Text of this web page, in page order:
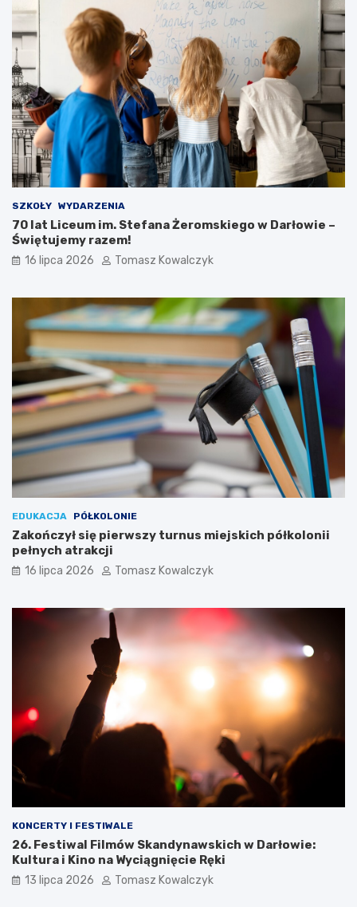
SZKOŁY WYDARZENIA
70 lat Liceum im. Stefana Żeromskiego w Darłowie –
Świętujemy razem!
16 lipca 2026 Tomasz Kowalczyk
EDUKACJA PÓŁKOLONIE
Zakończył się pierwszy turnus miejskich półkolonii
pełnych atrakcji
16 lipca 2026 Tomasz Kowalczyk
KONCERTY I FESTIWALE
26. Festiwal Filmów Skandynawskich w Darłowie:
Kultura i Kino na Wyciągnięcie Ręki
13 lipca 2026 Tomasz Kowalczyk